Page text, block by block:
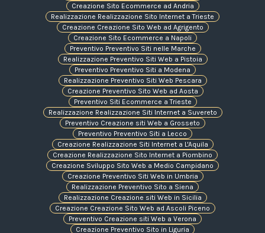
Creazione Sito Ecommerce ad Andria
Realizzazione Realizzazione Sito Internet a Trieste
Creazione Creazione Sito Web ad Agrigento
Creazione Sito Ecommerce a Napoli
Preventivo Preventivo Siti nelle Marche
Realizzazione Preventivo Siti Web a Pistoia
Preventivo Preventivo Siti a Modena
Realizzazione Preventivo Siti Web Pescara
Creazione Preventivo Sito Web ad Aosta
Preventivo Siti Ecommerce a Trieste
Realizzazione Realizzazione Siti Internet a Suvereto
Preventivo Creazione siti Web a Grosseto
Preventivo Preventivo Siti a Lecco
Creazione Realizzazione Siti Internet a L'Aquila
Creazione Realizzazione Sito Internet a Piombino
Creazione Sviluppo Sito Web a Medio Campidano
Creazione Preventivo Siti Web in Umbria
Realizzazione Preventivo Sito a Siena
Realizzazione Creazione siti Web in Sicilia
Creazione Creazione Sito Web ad Ascoli Piceno
Preventivo Creazione siti Web a Verona
Creazione Preventivo Sito in Liguria